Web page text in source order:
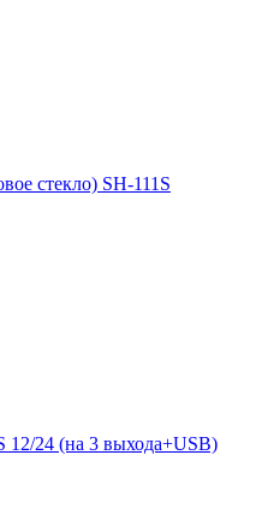
стекло) SH-111S
12/24 (на 3 выхода+USB)